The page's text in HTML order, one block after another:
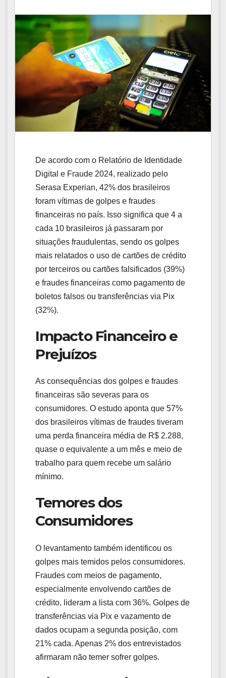
De acordo com o Relatório de Identidade
Digital e Fraude 2024, realizado pelo
Serasa Experian, 42% dos brasileiros
foram vítimas de golpes e fraudes
financeiras no país. Isso significa que 4 a
cada 10 brasileiros já passaram por
situações fraudulentas, sendo os golpes
mais relatados o uso de cartões de crédito
por terceiros ou cartões falsificados (39%)
e fraudes financeiras como pagamento de
boletos falsos ou transferências via Pix
(32%).
Impacto Financeiro e
Prejuízos
As consequências dos golpes e fraudes
financeiras são severas para os
consumidores. O estudo aponta que 57%
dos brasileiros vítimas de fraudes tiveram
uma perda financeira média de R$ 2.288,
quase o equivalente a um mês e meio de
trabalho para quem recebe um salário
mínimo.
Temores dos
Consumidores
O levantamento também identificou os
golpes mais temidos pelos consumidores.
Fraudes com meios de pagamento,
especialmente envolvendo cartões de
crédito, lideram a lista com 36%. Golpes de
transferências via Pix e vazamento de
dados ocupam a segunda posição, com
21% cada. Apenas 2% dos entrevistados
afirmaram não temer sofrer golpes.